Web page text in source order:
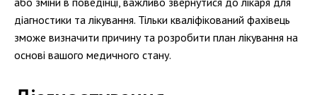
діагностики та лікування. Тільки кваліфікований фахівець
зможе визначити причину та розробити план лікування на
основі вашого медичного стану.